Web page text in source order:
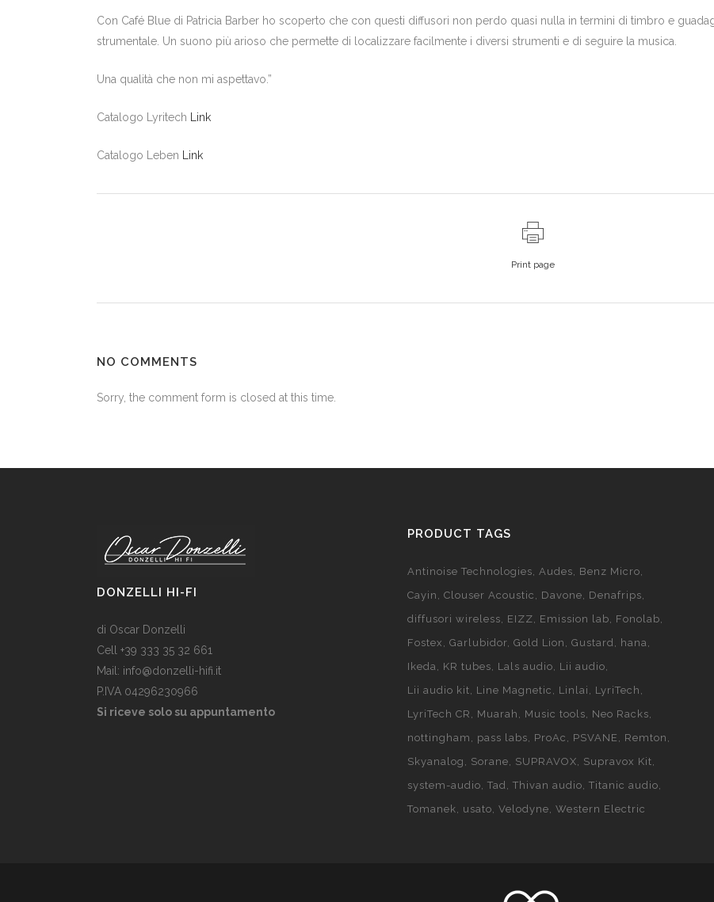
Con Café Blue di Patricia Barber ho scoperto che con questi diffusori non perdo quasi nulla in termini di timbro e
strumentale. Un suono più arioso che permette di localizzare facilmente i diversi strumenti e di seguire la musica.
Una qualità che non mi aspettavo.”
Catalogo Lyritech Link
Catalogo Leben Link
Print page
NO COMMENTS
Sorry, the comment form is closed at this time.
DONZELLI HI-FI
di Oscar Donzelli
Cell +39 333 35 32 661
Mail: info@donzelli-hifi.it
P.IVA 04296230966
Si riceve solo su appuntamento
PRODUCT TAGS
Antinoise Technologies Audes
Benz Micro
Cayin
Clouser Acoustic Davone
Denafrips
diffusori wireless
EIZZ Emission lab
Fonolab
Fostex
Garlubidor Gold Lion Gustard
hana
Ikeda
KR tubes Lals audio
Lii audio
Lii audio kit
Line Magnetic Linlai
LyriTech
LyriTech CR
Muarah Music tools
Neo Racks
nottingham
pass labs ProAc PSVANE
Remton
Skyanalog
Sorane SUPRAVOX
Supravox Kit
system-audio Tad Thivan audio Titanic audio
Tomanek
usato Velodyne Western Electric